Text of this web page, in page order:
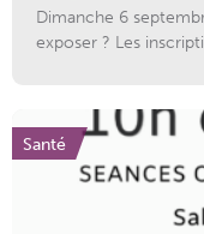
Dimanche 6
exposer ? Les
Santé